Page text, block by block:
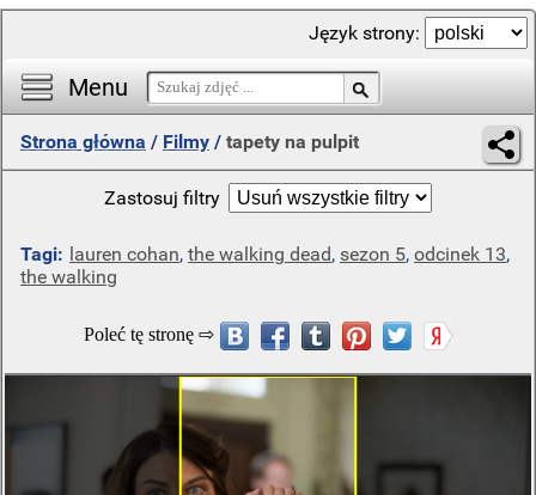
Menu
Język strony:
Strona główna / Filmy / tapety na pulpit
Zastosuj filtry
Tagi: lauren cohan, the walking dead, sezon 5, odcinek 13,
the walking